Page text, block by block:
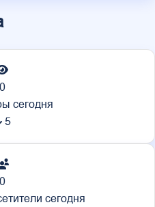
0
сегодня
5
0
сегодня